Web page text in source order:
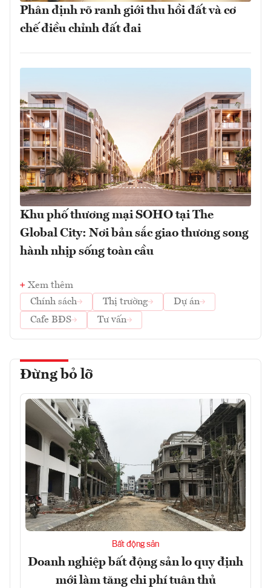
Phân định rõ ranh giới thu hồi đất và cơ
chế điều chỉnh đất đai
Khu phố thương mại SOHO tại The
Global City: Nơi bản sắc giao thương song
hành nhịp sống toàn cầu
Xem thêm
Chính sách
Thị trường
Dự án
Cafe BĐS
Tư vấn
Đừng bỏ lỡ
Bất động sản
Doanh nghiệp bất động sản lo quy định
mới làm tăng chi phí tuân thủ